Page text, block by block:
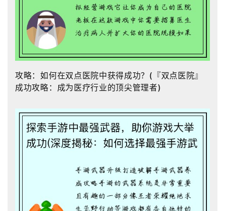
攻略：如何在双点医院中获得成功？(『双点医院』
成功攻略：成为医疗行业的顶尖管理者)